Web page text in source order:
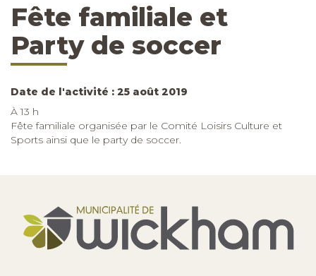
Fête familiale et
Party de soccer
Date de l'activité : 25 août 2019
À 13 h
Fête familiale organisée par le Comité Loisirs Culture et
Sports ainsi que le party de soccer.